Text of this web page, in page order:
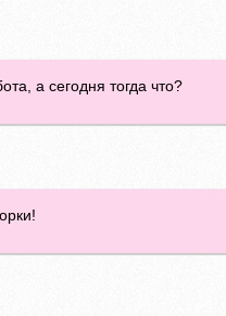
а сегодня тогда что?